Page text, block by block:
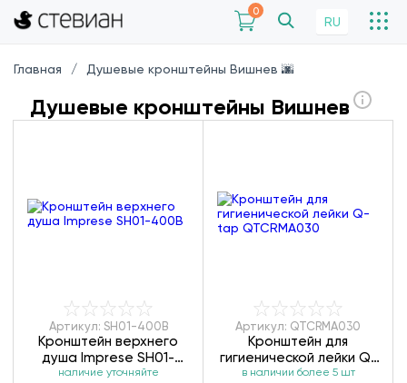
0
RU
Главная Душевые кронштейны Вишнев 🌆
Душевые кронштейны Вишнев
Артикул: SH01-400B
Кронштейн верхнего
душа Imprese SH01-
400B
наличие уточняйте
Артикул: QTCRMA030
Кронштейн для
гигиенической лейки Q-
tap QTCRMA030
в наличии более 5 шт